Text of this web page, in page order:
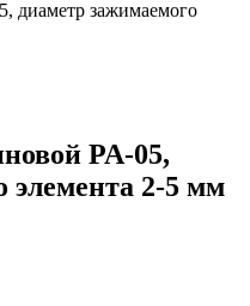
диаметр зажимаемого
PA-05,
элемента 2-5 мм